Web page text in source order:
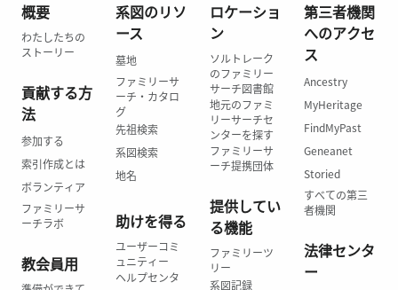
概要
わたしたちの
ストーリー
貢献する方
法
参加する
索引作成とは
ボランティア
ファミリーサ
ーチラボ
教会員用
系図のリソ
ース
墓地
ファミリーサ
ーチ・カタロ
グ
先祖検索
系図検索
地名
助けを得る
ユーザーコミ
ュニティー
ヘルプセンタ
ロケーショ
ン
ソルトレーク
のファミリー
サーチ図書館
地元のファミ
リーサーチセ
ンターを探す
ファミリーサ
ーチ提携団体
提供してい
る機能
ファミリーツ
リー
系図記録
第三者機関
へのアクセ
ス
Ancestry
MyHeritage
FindMyPast
Geneanet
Storied
すべての第三
者機関
法律センタ
ー